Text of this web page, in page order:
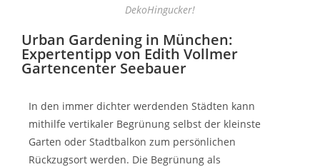
DekoHingucker!
Urban Gardening in München:
Expertentipp von Edith Vollmer
Gartencenter Seebauer
In den immer dichter werdenden Städten kann
mithilfe vertikaler Begrünung selbst der kleinste
Garten oder Stadtbalkon zum persönlichen
Rückzugsort werden. Die Begrünung als